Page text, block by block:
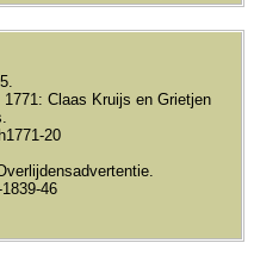
1771: Claas Kruijs en Grietjen
20
46